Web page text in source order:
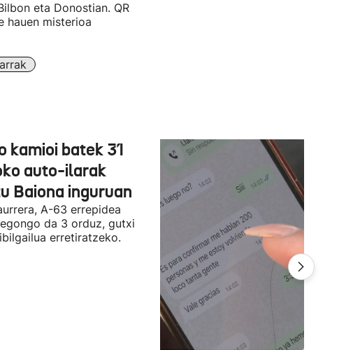
eta Donostian. QR
hauen misterioa
kamioi batek 31
auto-ilarak
Baiona inguruan
A-63 errepidea
da 3 orduz, gutxi
erretiratzeko.